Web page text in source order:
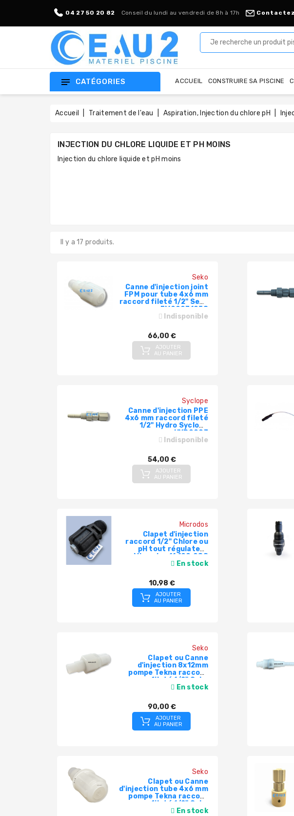
04 27 50 20 82 Conseil du lundi au vendredi de 8h à 17h
CATÉGORIES ACCUEIL CONSTRUIRE SA PISCINE
Accueil Traitement de l'eau Aspiration, Injection du chlore pH
INJECTION DU CHLORE LIQUIDE ET PH MOINS
Injection du chlore liquide et pH moins
Il y a 17 produits.
Seko
Canne d'injection joint
FPM pour tube 4x6 mm
raccord fileté 1/2" Seko
EM99071058
Indisponible
66,00 €
AJOUTER
AU PANIER
Syclope
Canne d'injection PPE
4x6 mm raccord fileté
1/2" Hydro Syclope
HYD0003
Indisponible
54,00 €
AJOUTER
AU PANIER
Microdos
Clapet d'injection
raccord 1/2" Chlore ou
pH tout régulateur
Microdos 11.100.088
En stock
10,98 €
AJOUTER
AU PANIER
Seko
Clapet ou Canne
d'injection 8x12mm
pompe Tekna raccord
fileté 1/2" Seko
9900107115
En stock
90,00 €
AJOUTER
AU PANIER
Seko
Clapet ou Canne
d'injection tube 4x6 mm
pompe Tekna raccord
fileté 1/2" Seko
9900107163
En stock